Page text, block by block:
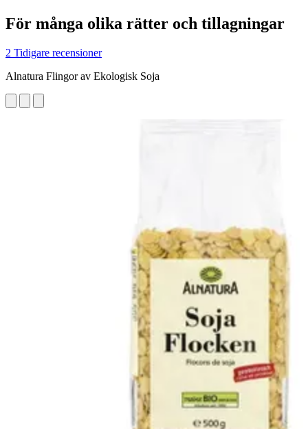
För många olika rätter och tillagningar
2 Tidigare recensioner
Alnatura Flingor av Ekologisk Soja